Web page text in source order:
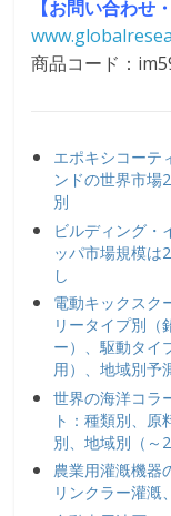
【お問い合わせ
商品コード：
エポキシコーテ
ンドの世界市場
別
ビルディング・
ッパ市場規模は
し
電動キックスク
リータイプ別（
ー）、駆動タイ
用）、地域別予
世界の海洋コラ
ト：種類別、
別、地域別（～
農業用灌漑機器
リンクラー灌漑